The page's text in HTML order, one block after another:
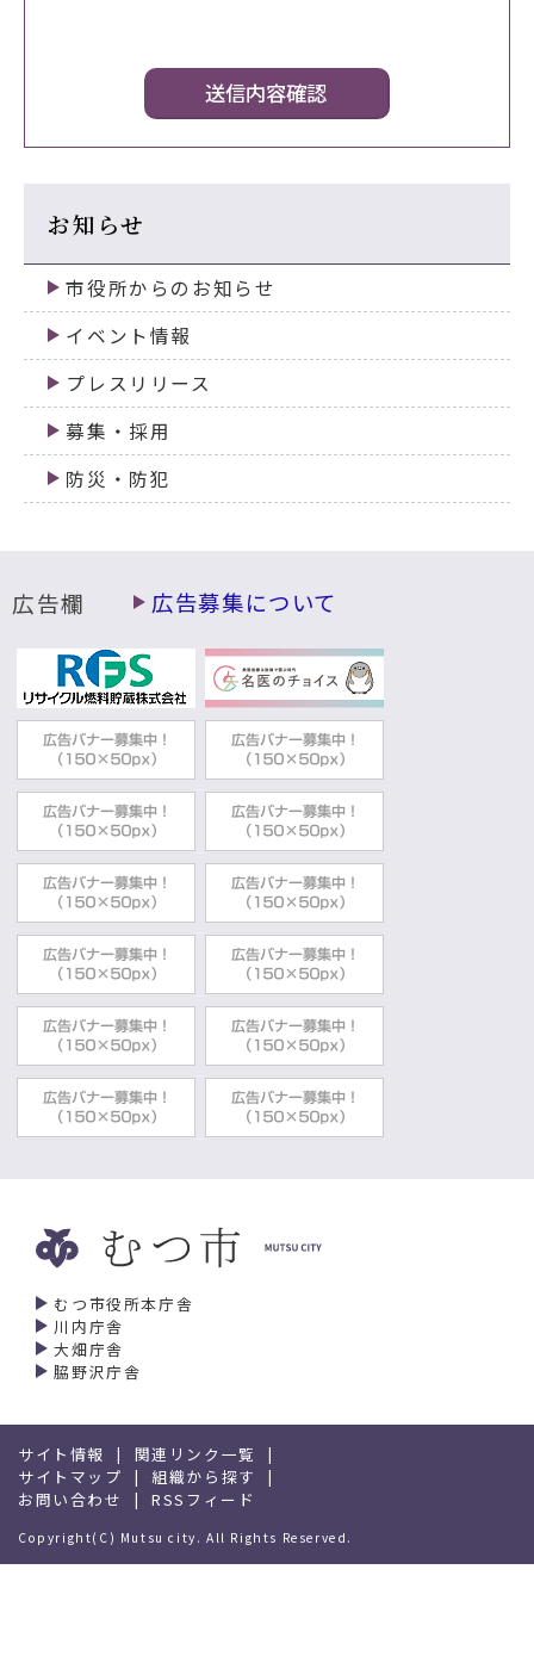
お知らせ
市役所からのお知らせ
イベント情報
プレスリリース
募集・採用
防災・防犯
広告欄 広告募集について
むつ市役所本庁舎
川内庁舎
大畑庁舎
脇野沢庁舎
サイト情報
関連リンク一覧
サイトマップ
組織から探す
お問い合わせ
RSSフィード
Copyright(C) Mutsu city. All Rights Reserved.